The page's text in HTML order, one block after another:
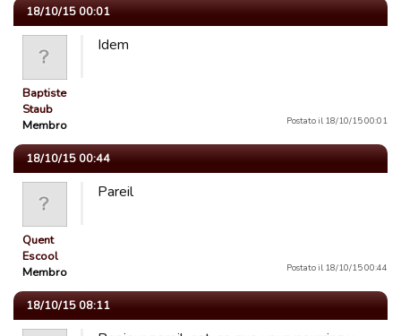
18/10/15 00:01
Baptiste
Staub
Membro
Idem
Postato il 18/10/15 00:01
18/10/15 00:44
Quent
Escool
Membro
Pareil
Postato il 18/10/15 00:44
18/10/15 08:11